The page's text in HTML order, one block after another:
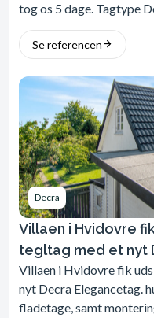
tog os 5 dage. Tagtype
Se referencen
Decra
Villaen i Hvidovre
tegltag med et nyt
Villaen i Hvidovre fik
nyt Decra Elegancetag.
fladetage, samt